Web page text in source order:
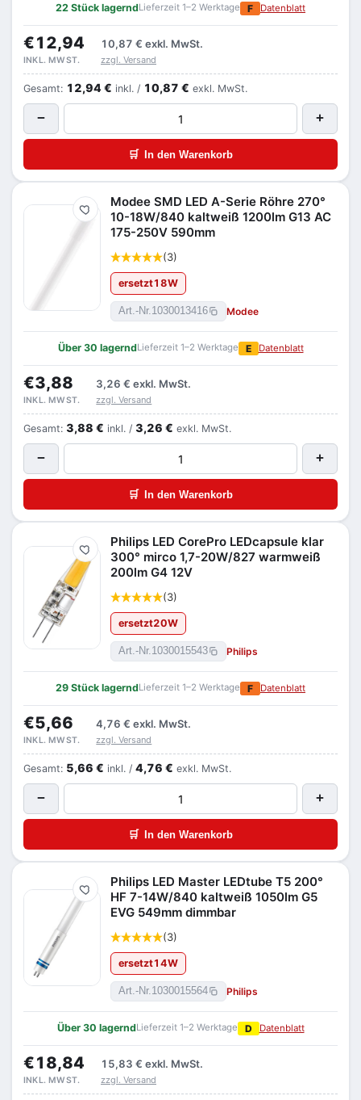
22 Stück lagerndLieferzeit 1–2 Werktage F Datenblatt
€12,94 10,87 € exkl. MwSt.
INKL. MWST. zzgl. Versand
Gesamt: 12,94 € inkl. / 10,87 € exkl. MwSt.
− +
🛒 In den Warenkorb
Merken
Modee SMD LED A-Serie Röhre 270°
10-18W/840 kaltweiß 1200lm G13 AC
175-250V 590mm
(3)
ersetzt18W
Art.-Nr.1030013416 Modee
Über 30 lagerndLieferzeit 1–2 Werktage E Datenblatt
€3,88 3,26 € exkl. MwSt.
INKL. MWST. zzgl. Versand
Gesamt: 3,88 € inkl. / 3,26 € exkl. MwSt.
− +
🛒 In den Warenkorb
Merken
Philips LED CorePro LEDcapsule klar
300° mirco 1,7-20W/827 warmweiß
200lm G4 12V
(3)
ersetzt20W
Art.-Nr.1030015543 Philips
29 Stück lagerndLieferzeit 1–2 Werktage F Datenblatt
€5,66 4,76 € exkl. MwSt.
INKL. MWST. zzgl. Versand
Gesamt: 5,66 € inkl. / 4,76 € exkl. MwSt.
− +
🛒 In den Warenkorb
Merken
Philips LED Master LEDtube T5 200°
HF 7-14W/840 kaltweiß 1050lm G5
EVG 549mm dimmbar
(3)
ersetzt14W
Art.-Nr.1030015564 Philips
Über 30 lagerndLieferzeit 1–2 Werktage D Datenblatt
€18,84 15,83 € exkl. MwSt.
INKL. MWST. zzgl. Versand